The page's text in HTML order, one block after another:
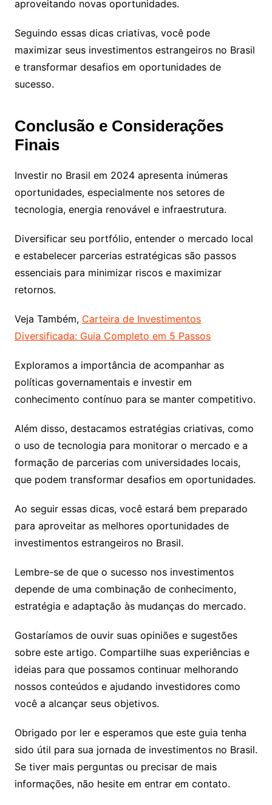
aproveitando novas oportunidades.
Seguindo essas dicas criativas, você pode
maximizar seus investimentos estrangeiros no Brasil
e transformar desafios em oportunidades de
sucesso.
Conclusão e Considerações
Finais
Investir no Brasil em 2024 apresenta inúmeras
oportunidades, especialmente nos setores de
tecnologia, energia renovável e infraestrutura.
Diversificar seu portfólio, entender o mercado local
e estabelecer parcerias estratégicas são passos
essenciais para minimizar riscos e maximizar
retornos.
Veja Também, Carteira de Investimentos
Diversificada: Guia Completo em 5 Passos
Exploramos a importância de acompanhar as
políticas governamentais e investir em
conhecimento contínuo para se manter competitivo.
Além disso, destacamos estratégias criativas, como
o uso de tecnologia para monitorar o mercado e a
formação de parcerias com universidades locais,
que podem transformar desafios em oportunidades.
Ao seguir essas dicas, você estará bem preparado
para aproveitar as melhores oportunidades de
investimentos estrangeiros no Brasil.
Lembre-se de que o sucesso nos investimentos
depende de uma combinação de conhecimento,
estratégia e adaptação às mudanças do mercado.
Gostaríamos de ouvir suas opiniões e sugestões
sobre este artigo. Compartilhe suas experiências e
ideias para que possamos continuar melhorando
nossos conteúdos e ajudando investidores como
você a alcançar seus objetivos.
Obrigado por ler e esperamos que este guia tenha
sido útil para sua jornada de investimentos no Brasil.
Se tiver mais perguntas ou precisar de mais
informações, não hesite em entrar em contato.